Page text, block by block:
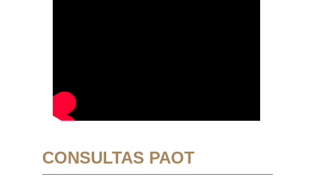
CONSULTAS PAOT